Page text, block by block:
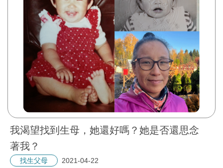
我渴望找到生母，她還好嗎？她是否還思念
著我？
找生父母 2021-04-22